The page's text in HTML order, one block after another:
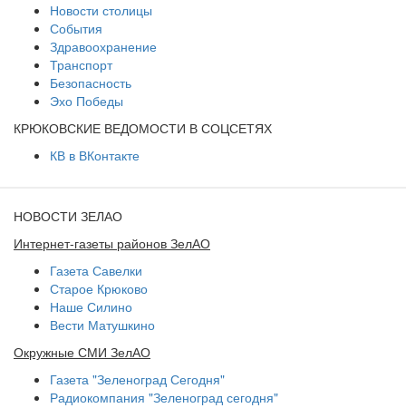
Новости столицы
События
Здравоохранение
Транспорт
Безопасность
Эхо Победы
КРЮКОВСКИЕ ВЕДОМОСТИ В СОЦСЕТЯХ
КВ в ВКонтакте
НОВОСТИ ЗЕЛАО
Интернет-газеты районов ЗелАО
Газета Савелки
Старое Крюково
Наше Силино
Вести Матушкино
Окружные СМИ ЗелАО
Газета "Зеленоград Сегодня"
Радиокомпания "Зеленоград сегодня"